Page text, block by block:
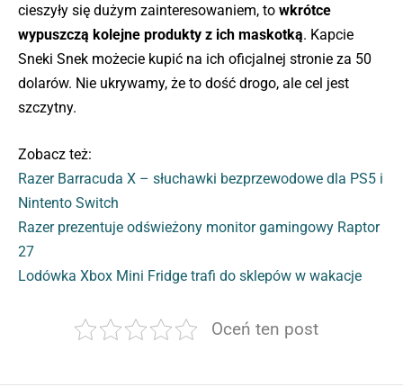
cieszyły się dużym zainteresowaniem, to wkrótce
wypuszczą kolejne produkty z ich maskotką. Kapcie
Sneki Snek możecie kupić na ich oficjalnej stronie za 50
dolarów. Nie ukrywamy, że to dość drogo, ale cel jest
szczytny.
Zobacz też:
Razer Barracuda X – słuchawki bezprzewodowe dla PS5 i
Nintento Switch
Razer prezentuje odświeżony monitor gamingowy Raptor
27
Lodówka Xbox Mini Fridge trafi do sklepów w wakacje
Oceń ten post